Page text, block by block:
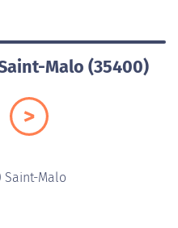
Malo (35400)
Saint-Malo